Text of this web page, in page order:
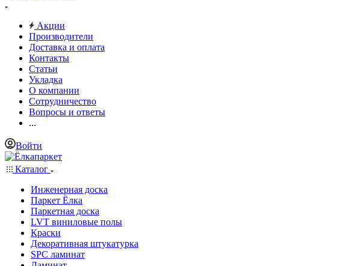
Акции
Производители
Доставка и оплата
Контакты
Статьи
Укладка
О компании
Сотрудничество
Вопросы и ответы
...
Войти
Каталог
Инженерная доска
Паркет Ёлка
Паркетная доска
LVT виниловые полы
Краски
Декоративная штукатурка
SPC ламинат